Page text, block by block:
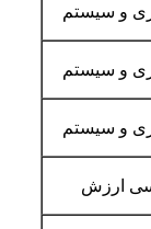
و سیستم
و سیستم
و سیستم
ارزش